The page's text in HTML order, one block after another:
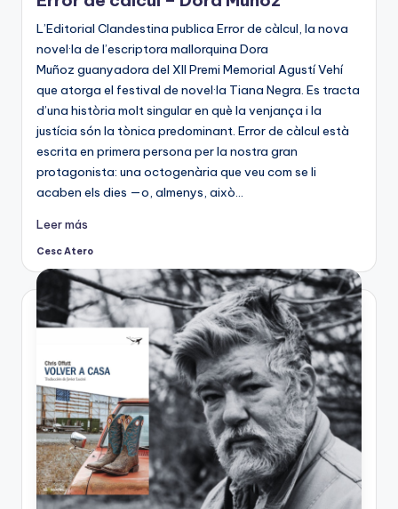
L’Editorial Clandestina publica Error de càlcul, la nova
novel·la de l’escriptora mallorquina Dora
Muñoz guanyadora del XII Premi Memorial Agustí Vehí
que atorga el festival de novel·la Tiana Negra. Es tracta
d’una història molt singular en què la venjança i la
justícia són la tònica predominant. Error de càlcul està
escrita en primera persona per la nostra gran
protagonista: una octogenària que veu com se li
acaben els dies —o, almenys, això…
Leer más
Publicado
Cesc Atero